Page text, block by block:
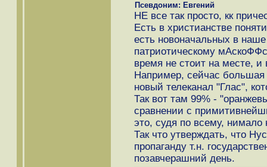
Псевдоним: Евгений
НЕ все так просто, кк
Есть в христианстве
есть новоначальных в
патриотическому
время не стоит на месте, и
Например, сейчас большая
новый телеканал "Глас",
Так вот там 99% -
сравнении с
это, судя по всему, нимало
Так что утверждать, что
пропаганду т.н.
позавчерашний день.